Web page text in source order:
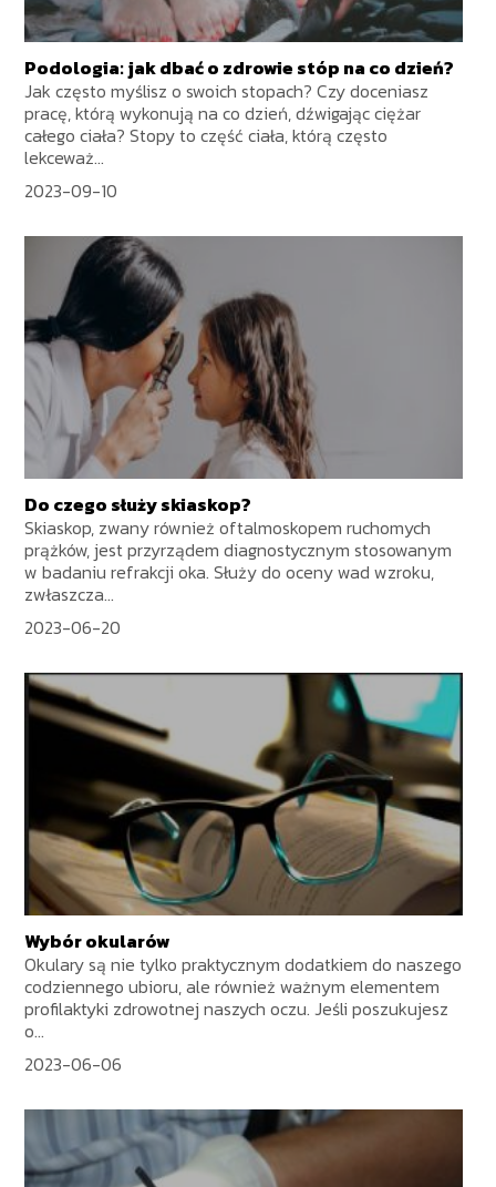
Podologia: jak dbać o zdrowie stóp na co dzień?
Jak często myślisz o swoich stopach? Czy doceniasz
pracę, którą wykonują na co dzień, dźwigając ciężar
całego ciała? Stopy to część ciała, którą często
lekceważ...
2023-09-10
Do czego służy skiaskop?
Skiaskop, zwany również oftalmoskopem ruchomych
prążków, jest przyrządem diagnostycznym stosowanym
w badaniu refrakcji oka. Służy do oceny wad wzroku,
zwłaszcza...
2023-06-20
Wybór okularów
Okulary są nie tylko praktycznym dodatkiem do naszego
codziennego ubioru, ale również ważnym elementem
profilaktyki zdrowotnej naszych oczu. Jeśli poszukujesz
o...
2023-06-06